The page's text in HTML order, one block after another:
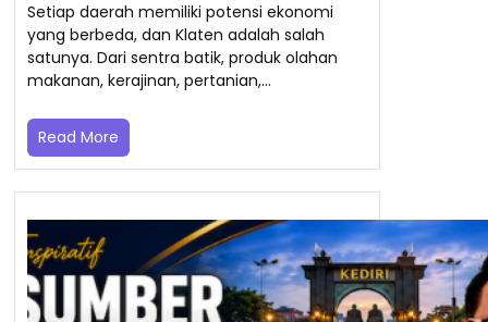
Setiap daerah memiliki potensi ekonomi
yang berbeda, dan Klaten adalah salah
satunya. Dari sentra batik, produk olahan
makanan, kerajinan, pertanian,…
Read More